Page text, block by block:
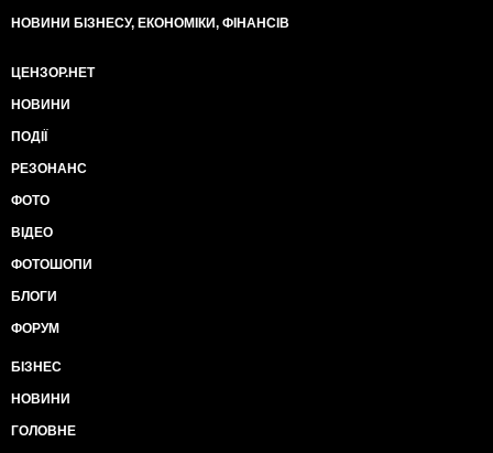
НОВИНИ БІЗНЕСУ, ЕКОНОМІКИ, ФІНАНСІВ
ЦЕНЗОР.НЕТ
НОВИНИ
ПОДІЇ
РЕЗОНАНС
ФОТО
ВІДЕО
ФОТОШОПИ
БЛОГИ
ФОРУМ
БІЗНЕС
НОВИНИ
ГОЛОВНЕ